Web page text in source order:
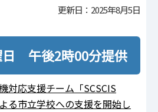
更新日：2025年8月5日
午後2時00分提供
対応支援チーム「SCSCIS
る市立学校への支援を開始し